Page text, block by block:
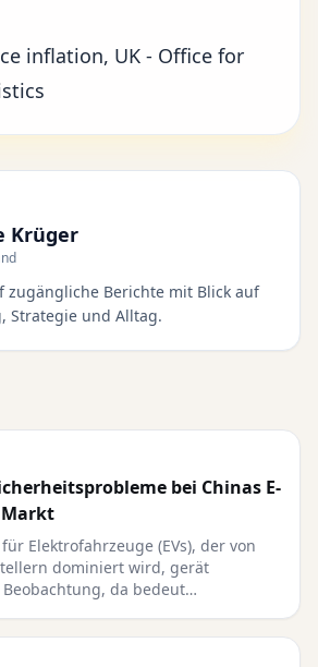
inflation, UK - Office for
Krüger
zugängliche Berichte mit Blick auf
Strategie und Alltag.
bei Chinas E-
Elektrofahrzeuge (EVs), der von
dominiert wird, gerät
da bedeut…